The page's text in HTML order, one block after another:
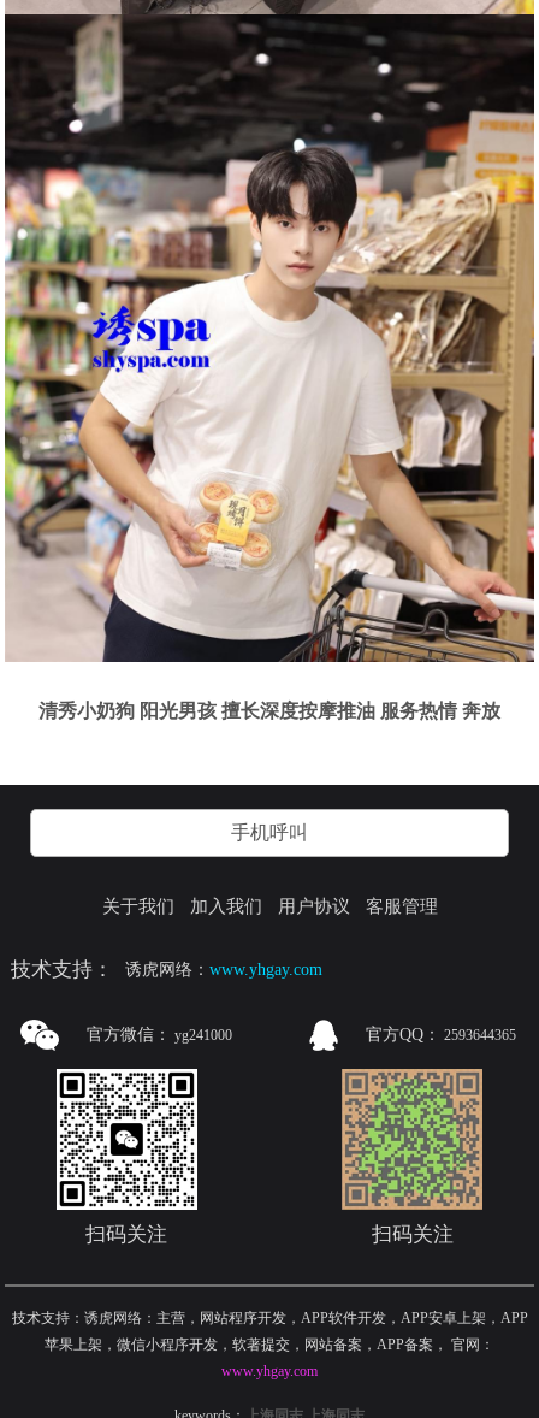
清秀小奶狗 阳光男孩 擅长深度按摩推油 服务热情 奔放
手机呼叫
关于我们 加入我们 用户协议 客服管理
技术支持： 诱虎网络：www.yhgay.com
官方微信： yg241000
扫码关注
官方QQ： 2593644365
扫码关注
技术支持：诱虎网络：主营，网站程序开发，APP软件开发，APP安卓上架，APP
苹果上架，微信小程序开发，软著提交，网站备案，APP备案 ， 官网：
www.yhgay.com